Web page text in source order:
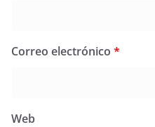
Correo electrónico *
Web